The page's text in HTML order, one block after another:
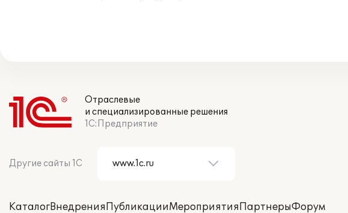
Отраслевые
и специализированные решения
1С:Предприятие
Другие сайты 1С
КаталогВнедренияПубликацииМероприятияПартнерыФорум